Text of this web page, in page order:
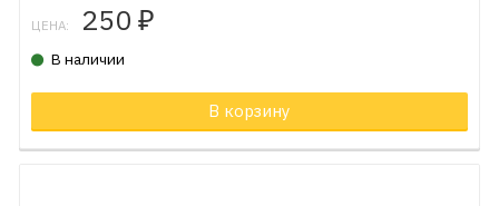
ЦЕНА: 250 ₽
В наличии
В корзину